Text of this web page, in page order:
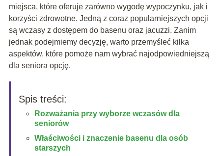
miejsca, które oferuje zarówno wygodę wypoczynku, jak i
korzyści zdrowotne. Jedną z coraz popularniejszych opcji
są wczasy z dostępem do basenu oraz jacuzzi. Zanim
jednak podejmiemy decyzję, warto przemyśleć kilka
aspektów, które pomoże nam wybrać najodpowiedniejszą
dla seniora opcję.
Spis treści:
Rozważania przy wyborze wczasów dla
seniorów
Właściwości i znaczenie basenu dla osób
starszych